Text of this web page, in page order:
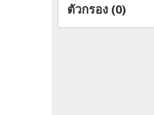
ตัวกรอง (0)